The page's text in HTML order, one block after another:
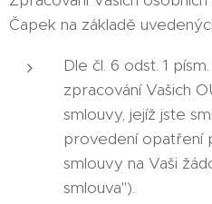
Čapek na základě
Dle čl. 6 odst. 1
zpracování Vašich
smlouvy, jejíž jste
provedení opatření
smlouvy na Vaši
smlouva").